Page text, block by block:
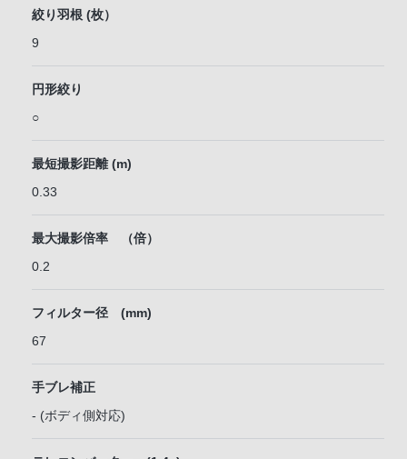
絞り羽根 (枚）
9
円形絞り
○
最短撮影距離 (m)
0.33
最大撮影倍率 （倍）
0.2
フィルター径 (mm)
67
手ブレ補正
- (ボディ側対応)